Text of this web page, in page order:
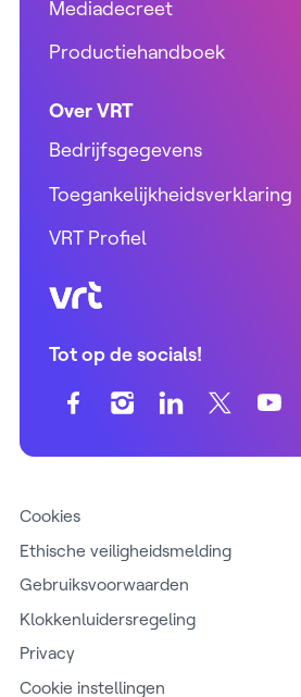
Mediadecreet
Productiehandboek
Over VRT
Bedrijfsgegevens
Toegankelijkheidsverklaring
VRT Profiel
VRT (home)
Tot op de socials!
Cookies
Ethische veiligheidsmelding
Gebruiksvoorwaarden
Klokkenluidersregeling
Privacy
Cookie instellingen